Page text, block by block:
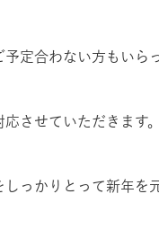
予定合わない方もいら
させていただきます。
しっかりとって新年を